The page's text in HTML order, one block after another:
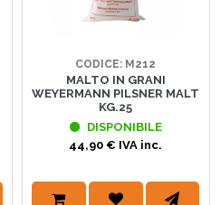
CODICE: M212
MALTO IN GRANI
WEYERMANN PILSNER MALT
KG.25
DISPONIBILE
44,90 € IVA inc.